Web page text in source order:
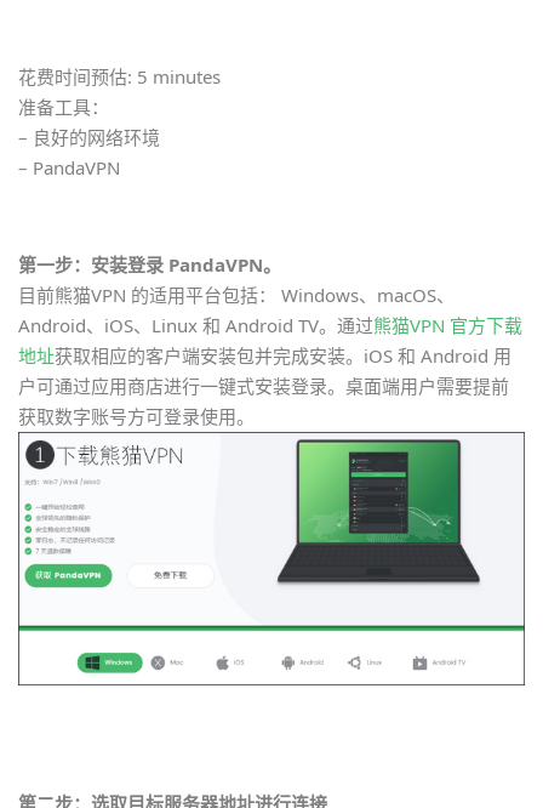
花费时间预估: 5 minutes
准备工具：
– 良好的网络环境
– PandaVPN
第一步：安装登录 PandaVPN。
目前熊猫VPN 的适用平台包括： Windows、macOS、
Android、iOS、Linux 和 Android TV。通过熊猫VPN 官方下载
地址获取相应的客户端安装包并完成安装。iOS 和 Android 用
户可通过应用商店进行一键式安装登录。桌面端用户需要提前
获取数字账号方可登录使用。